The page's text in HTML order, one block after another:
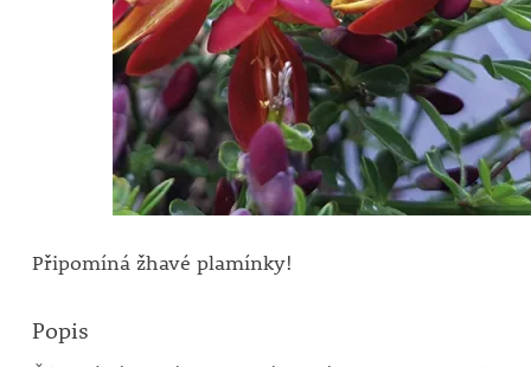
Připomíná žhavé plamínky!
Popis